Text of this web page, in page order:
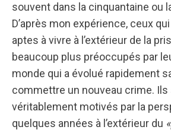
souvent dans la cinquantaine ou
D’après mon expérience, ceux
aptes à vivre à l’extérieur de la
beaucoup plus préoccupés par
monde qui a évolué rapidement
commettre un nouveau crime. Ils
véritablement motivés par la
quelques années à l’extérieur du